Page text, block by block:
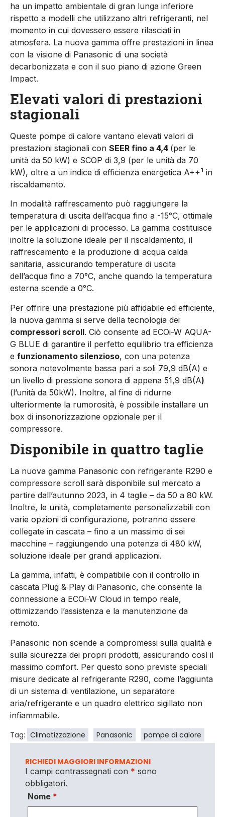
ha un impatto ambientale di gran lunga inferiore
rispetto a modelli che utilizzano altri refrigeranti, nel
momento in cui dovessero essere rilasciati in
atmosfera. La nuova gamma offre prestazioni in linea
con la visione di Panasonic di una società
decarbonizzata e con il suo piano di azione Green
Impact.
Elevati valori di prestazioni
stagionali
Queste pompe di calore vantano elevati valori di
prestazioni stagionali con SEER fino a 4,4 (per le
unità da 50 kW) e SCOP di 3,9 (per le unità da 70
kW), oltre a un indice di efficienza energetica A++1 in
riscaldamento.
In modalità raffrescamento può raggiungere la
temperatura di uscita dell’acqua fino a -15°C, ottimale
per le applicazioni di processo. La gamma costituisce
inoltre la soluzione ideale per il riscaldamento, il
raffrescamento e la produzione di acqua calda
sanitaria, assicurando temperature di uscita
dell’acqua fino a 70°C, anche quando la temperatura
esterna scende a 0°C.
Per offrire una prestazione più affidabile ed efficiente,
la nuova gamma si serve della tecnologia dei
compressori scroll. Ciò consente ad ECOi-W AQUA-
G BLUE di garantire il perfetto equilibrio tra efficienza
e funzionamento silenzioso, con una potenza
sonora notevolmente bassa pari a soli 79,9 dB(A) e
un livello di pressione sonora di appena 51,9 dB(A)
(l’unità da 50kW). Inoltre, al fine di ridurne
ulteriormente la rumorosità, è possibile installare un
box di insonorizzazione opzionale per il
compressore.
Disponibile in quattro taglie
La nuova gamma Panasonic con refrigerante R290 e
compressore scroll sarà disponibile sul mercato a
partire dall’autunno 2023, in 4 taglie – da 50 a 80 kW.
Inoltre, le unità, completamente personalizzabili con
varie opzioni di configurazione, potranno essere
collegate in cascata – fino a un massimo di sei
macchine – raggiungendo una potenza di 480 kW,
soluzione ideale per grandi applicazioni.
La gamma, infatti, è compatibile con il controllo in
cascata Plug & Play di Panasonic, che consente la
connessione a ECOi-W Cloud in tempo reale,
ottimizzando l’assistenza e la manutenzione da
remoto.
Panasonic non scende a compromessi sulla qualità e
sulla sicurezza dei propri prodotti, assicurando così il
massimo comfort. Per questo sono previste speciali
misure dedicate al refrigerante R290, come l’aggiunta
di un sistema di ventilazione, un separatore
aria/refrigerante e un quadro elettrico sigillato non
infiammabile.
Tag: Climatizzazione Panasonic pompe di calore
RICHIEDI MAGGIORI INFORMAZIONI
I campi contrassegnati con * sono
obbligatori.
Nome *